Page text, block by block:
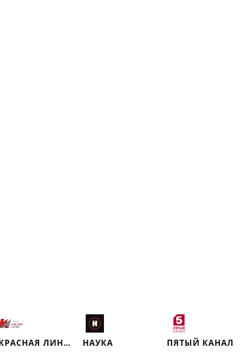
КРАСНАЯ ЛИНИЯ НАУКА ПЯТЫЙ КАНАЛ